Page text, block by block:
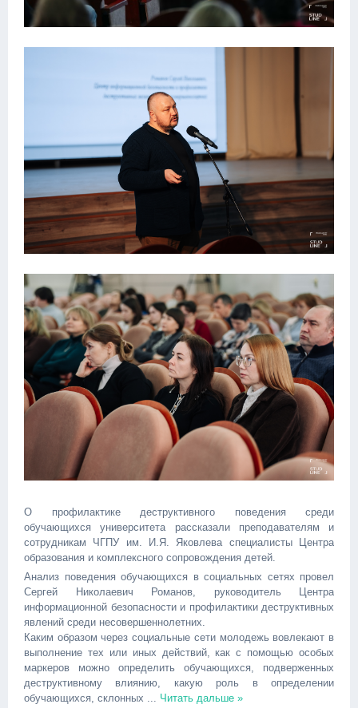
О профилактике деструктивного поведения среди
обучающихся университета рассказали преподавателям и
сотрудникам ЧГПУ им. И.Я. Яковлева специалисты Центра
образования и комплексного сопровождения детей.
Анализ поведения обучающихся в социальных сетях провел
Сергей Николаевич Романов, руководитель Центра
информационной безопасности и профилактики деструктивных
явлений среди несовершеннолетних.
Каким образом через социальные сети молодежь вовлекают в
выполнение тех или иных действий, как с помощью особых
маркеров можно определить обучающихся, подверженных
деструктивному влиянию, какую роль в определении
обучающихся, склонных
Читать дальше »